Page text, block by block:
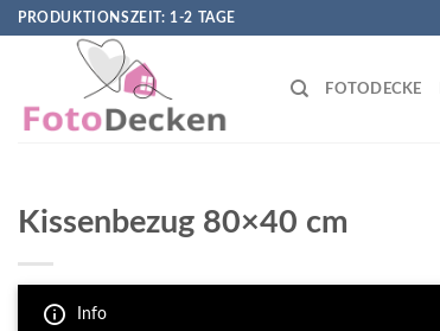
SkipPRODUKTIONSZEIT: 1-2 TAGE
FOTODECKE
Kissenbezug 80×40 cm
Info